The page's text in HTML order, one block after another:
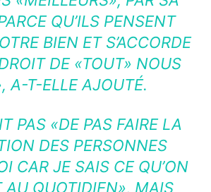
QU’ILS PENSENT
BIEN ET S’ACCORDE
DE «TOUT» NOUS
A-T-ELLE AJOUTÉ.
PAS «DE PAS FAIRE LA
DES PERSONNES
CAR JE SAIS CE QU’ON
AU QUOTIDIEN», MAIS